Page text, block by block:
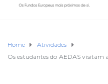
Home
Atividades
Os estudantes do AEDAS visitam